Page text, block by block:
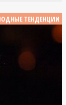
ТЕНДЕНЦИИ